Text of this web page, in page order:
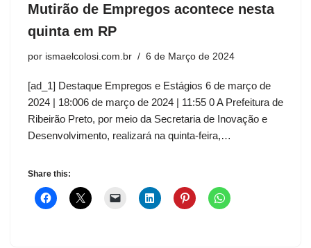
Mutirão de Empregos acontece nesta
quinta em RP
por ismaelcolosi.com.br 6 de Março de 2024
[ad_1] Destaque Empregos e Estágios 6 de março de
2024 | 18:006 de março de 2024 | 11:55 0 A Prefeitura de
Ribeirão Preto, por meio da Secretaria de Inovação e
Desenvolvimento, realizará na quinta-feira,…
Share this: